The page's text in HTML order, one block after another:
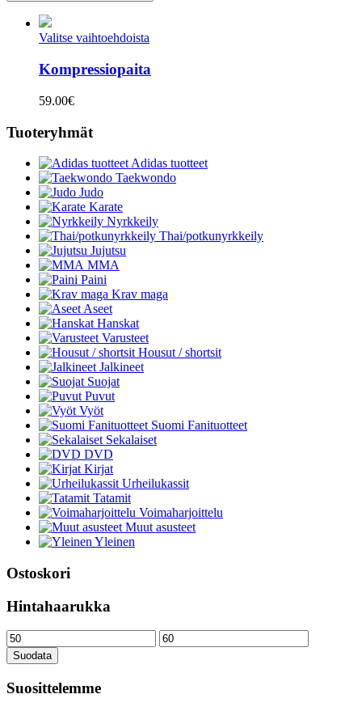
Valitse vaihtoehdoista
Kompressiopaita
59.00€
Tuoteryhmät
Adidas tuotteet
Taekwondo
Judo
Karate
Nyrkkeily
Thai/potkunyrkkeily
Jujutsu
MMA
Paini
Krav maga
Aseet
Hanskat
Varusteet
Housut / shortsit
Jalkineet
Suojat
Puvut
Vyöt
Suomi Fanituotteet
Sekalaiset
DVD
Kirjat
Urheilukassit
Tatamit
Voimaharjoittelu
Muut asusteet
Yleinen
Ostoskori
Hintahaarukka
Minimihinta Maksimihinta
Suodata
Suosittelemme